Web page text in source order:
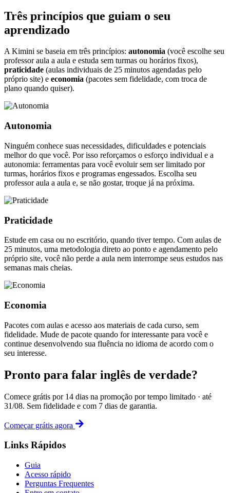
Três princípios que guiam o seu
aprendizado
A Kimini se baseia em três princípios: autonomia (você escolhe seu
professor aula a aula e estuda sem turmas ou horários fixos),
praticidade (aulas individuais de 25 minutos agendadas pelo
próprio site) e economia (pacotes sem fidelidade, com troca de
plano quando quiser).
Autonomia
Ninguém conhece suas necessidades, dificuldades e potenciais
melhor do que você. Por isso reforçamos o esforço individual e a
autonomia: ferramentas para você evoluir sem ser limitado por
turmas, horários fixos e programas engessados. Escolha seu
professor aula a aula e, se não gostar, troque já na próxima.
Praticidade
Estude em casa ou no escritório, quando tiver tempo. Com aulas de
25 minutos, uma metodologia direto ao ponto e agendamento pelo
próprio site, você não perde a aula nem interrompe seus estudos nas
semanas mais cheias.
Economia
Pacotes com aulas e acesso aos materiais de cada curso, sem
fidelidade. Mude de pacote quando for interessante para você e
continue desenvolvendo sua fluência no idioma de acordo com o
seu interesse.
Pronto para falar inglês de verdade?
Comece grátis por 14 dias na promoção por tempo limitado · até
31/08. Sem fidelidade e com 7 dias de garantia.
Começar grátis agora
Links Rápidos
Guia
Acesso rápido
Perguntas Frequentes